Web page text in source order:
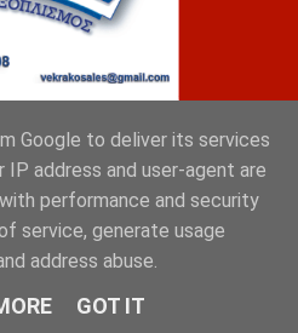
Google to deliver its services
IP address and user-agent are
performance and security
service, generate usage
address abuse.
GOT IT